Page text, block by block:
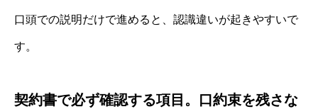
口頭での説明だけで進めると、認識違いが起きやすいで
す。
契約書で必ず確認する項目。口約束を残さな